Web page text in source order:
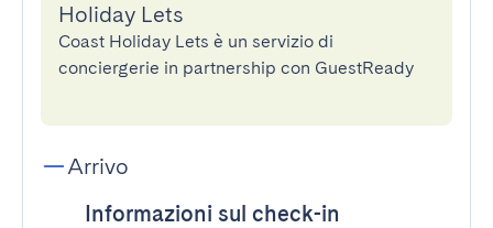
Holiday Lets
Coast Holiday Lets è un servizio di
conciergerie in partnership con GuestReady
Arrivo
Informazioni sul check-in